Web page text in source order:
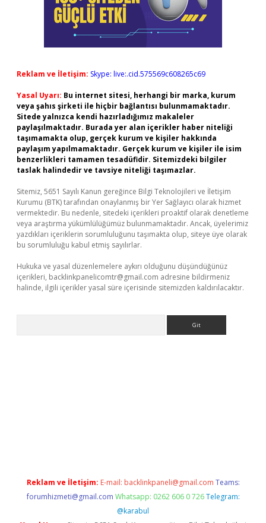
Reklam ve İletişim: Skype: live:.cid.575569c608265c69
Yasal Uyarı: Bu internet sitesi, herhangi bir marka, kurum
veya şahıs şirketi ile hiçbir bağlantısı bulunmamaktadır.
Sitede yalnızca kendi hazırladığımız makaleler
paylaşılmaktadır. Burada yer alan içerikler haber niteliği
taşımamakta olup, gerçek kurum ve kişiler hakkında
paylaşım yapılmamaktadır. Gerçek kurum ve kişiler ile isim
benzerlikleri tamamen tesadüfidir. Sitemizdeki bilgiler
taslak halindedir ve tavsiye niteliği taşımazlar.
Sitemiz, 5651 Sayılı Kanun gereğince Bilgi Teknolojileri ve İletişim
Kurumu (BTK) tarafından onaylanmış bir Yer Sağlayıcı olarak hizmet
vermektedir. Bu nedenle, sitedeki içerikleri proaktif olarak denetleme
veya araştırma yükümlülüğümüz bulunmamaktadır. Ancak, üyelerimiz
yazdıkları içeriklerin sorumluluğunu taşımakta olup, siteye üye olarak
bu sorumluluğu kabul etmiş sayılırlar.
Hukuka ve yasal düzenlemelere aykırı olduğunu düşündüğünüz
içerikleri, backlinkpanelicomtr@gmail.com adresine bildirmeniz
halinde, ilgili içerikler yasal süre içerisinde sitemizden kaldırılacaktır.
Reklam ve İletişim: E-mail: backlinkpaneli@gmail.com Teams:
forumhizmeti@gmail.com Whatsapp: 0262 606 0 726 Telegram:
@karabul